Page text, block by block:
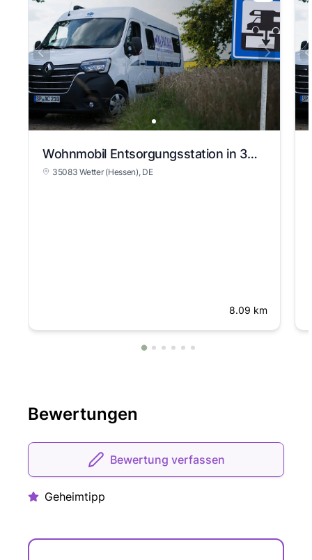
Wohnmobil Entsorgungsstation in 35083 Wetter (Hessen)
35083 Wetter (Hessen), DE
8.09 km
Bewertungen
Bewertung verfassen
Geheimtipp